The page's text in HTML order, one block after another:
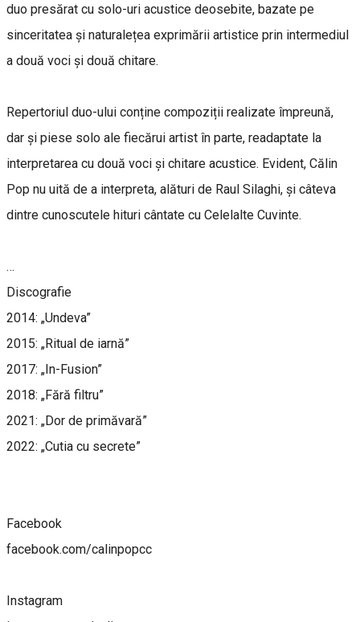
duo presărat cu solo-uri acustice deosebite, bazate pe
sinceritatea și naturalețea exprimării artistice prin intermediul
a două voci și două chitare.
Repertoriul duo-ului conține compoziții realizate împreună,
dar și piese solo ale fiecărui artist în parte, readaptate la
interpretarea cu două voci și chitare acustice. Evident, Călin
Pop nu uită de a interpreta, alături de Raul Silaghi, și câteva
dintre cunoscutele hituri cântate cu Celelalte Cuvinte.
…
Discografie
2014: „Undeva”
2015: „Ritual de iarnă”
2017: „In-Fusion”
2018: „Fără filtru”
2021: „Dor de primăvară”
2022: „Cutia cu secrete”
Facebook
facebook.com/calinpopcc
Instagram